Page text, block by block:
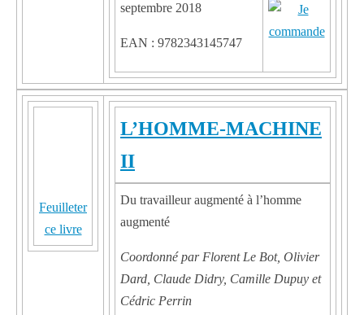
septembre 2018
EAN : 9782343145747
Feuilleter
ce livre
L’HOMME-MACHINE
II
Du travailleur augmenté à l’homme
augmenté
Coordonné par Florent Le Bot, Olivier
Dard, Claude Didry, Camille Dupuy et
Cédric Perrin